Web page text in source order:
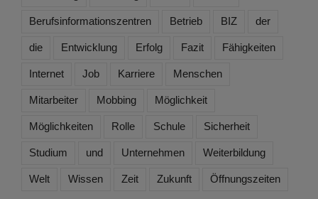
Berufsinformationszentren Betrieb BIZ der
die Entwicklung Erfolg Fazit Fähigkeiten
Internet Job Karriere Menschen
Mitarbeiter Mobbing Möglichkeit
Möglichkeiten Rolle Schule Sicherheit
Studium und Unternehmen Weiterbildung
Welt Wissen Zeit Zukunft Öffnungszeiten